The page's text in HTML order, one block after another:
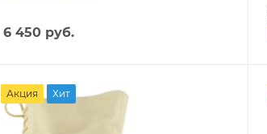
6 450 руб.
Акция Хит